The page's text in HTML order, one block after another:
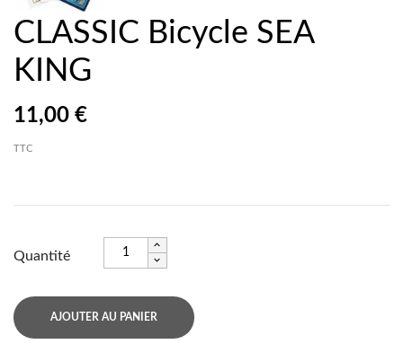
CLASSIC Bicycle SEA
KING
11,00 €
TTC
Quantité
AJOUTER AU PANIER